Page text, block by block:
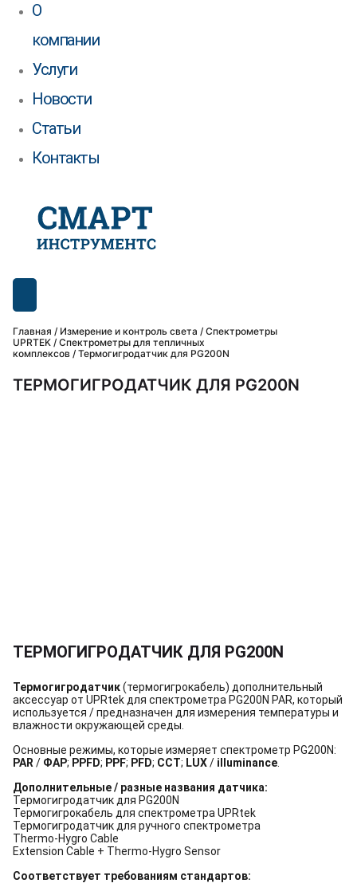
О
компании
Услуги
Новости
Статьи
Контакты
Главная / Измерение и контроль света / Спектрометры
UPRTEK / Спектрометры для тепличных
комплексов / Термогигродатчик для PG200N
ТЕРМОГИГРОДАТЧИК ДЛЯ PG200N
ТЕРМОГИГРОДАТЧИК ДЛЯ PG200N
Термогигродатчик(термогигрокабель) дополнительный
аксессуар от UPRtek для спектрометра PG200N PAR, который
используется / предназначен для измерения температуры и
влажности окружающей среды.
Основные режимы, которые измеряет спектрометр PG200N:
PAR / ФАР; PPFD; PPF; PFD; CCT; LUX/ illuminance
Дополнительные / разные названия датчика:
Термогигродатчик для PG200N
Термогигрокабель для спектрометра UPRtek
Термогигродатчик для ручного спектрометра
Thermo-Hygro Cable
Extension Cable + Thermo-Hygro Sensor
Соответствует требованиям стандартов: